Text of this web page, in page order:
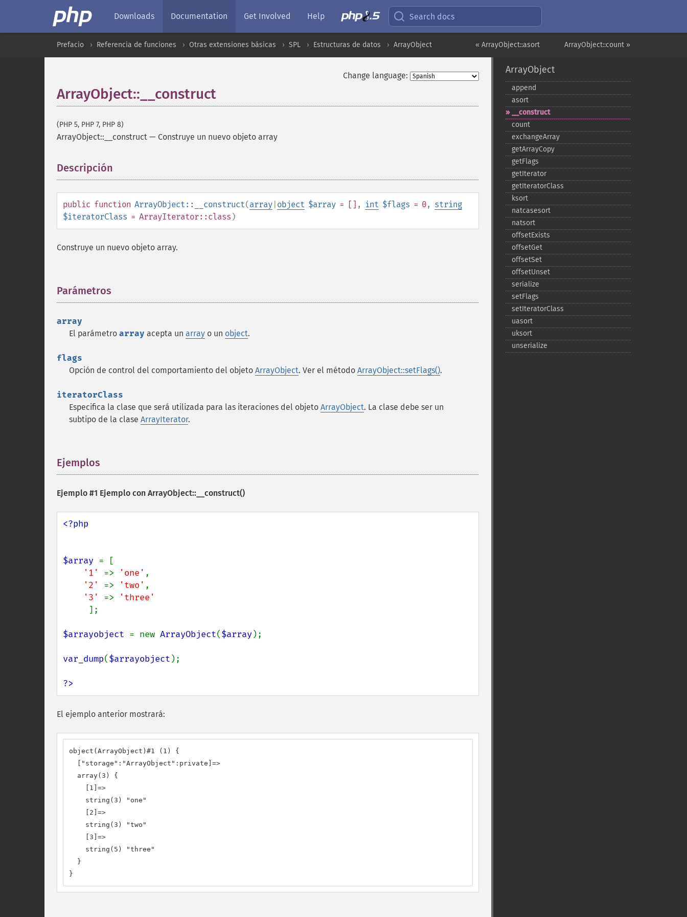
Downloads Documentation Get Involved Help Search docs
ArrayObject::count »
« ArrayObject::asort
Prefacio Referencia de funciones Otras extensiones básicas SPL Estructuras de datos ArrayObject
Change language:
ArrayObject::__construct
(PHP 5, PHP 7, PHP 8)
ArrayObject::__construct — Construye un nuevo objeto array
Descripción
public function ArrayObject::__construct(array object $array = [] , int $flags = 0, string
$iteratorClass = ArrayIterator::class )
Construye un nuevo objeto array.
Parámetros
array
El parámetro array acepta un array o un object.
flags
Opción de control del comportamiento del objeto ArrayObject. Ver el método ArrayObject::setFlags().
iteratorClass
Especifica la clase que será utilizada para las iteraciones del objeto ArrayObject. La clase debe ser un
subtipo de la clase ArrayIterator.
Ejemplos
Ejemplo #1 Ejemplo con ArrayObject::__construct()
<?php
$array = [
'1' => 'one' ,
'2' => 'two' ,
'3' =>
'three'
];
$arrayobject = new ArrayObject($array);
var_dump($arrayobject );
?>
El ejemplo anterior mostrará:
object(ArrayObject)#1 (1) {
  ["storage":"ArrayObject":private]=>
  array(3) {
    [1]=>
    string(3) "one"
    [2]=>
    string(3) "two"
    [3]=>
    string(5) "three"
  }
}
ArrayObject
append
asort
_​_​construct
count
exchangeArray
getArrayCopy
getFlags
getIterator
getIteratorClass
ksort
natcasesort
natsort
offsetExists
offsetGet
offsetSet
offsetUnset
serialize
setFlags
setIteratorClass
uasort
uksort
unserialize